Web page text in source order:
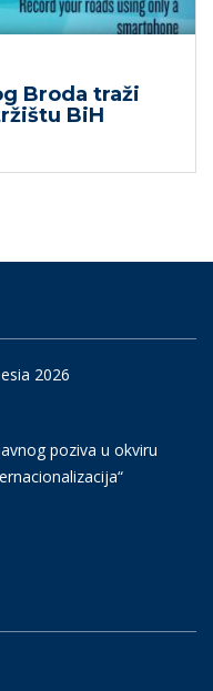
Broda traži
BiH
2026
poziva u okviru